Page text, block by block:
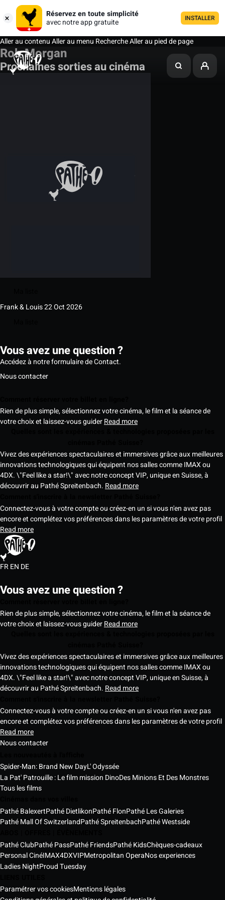
Réservez en toute simplicité
avec notre app gratuite
INSTALLER
Aller au contenuAller au menu RechercheAller au pied de page
Rob Morgan
Prochaines sorties au cinéma
Frank & Louis22 Oct 2026
Vous avez une question ?
Accédez à notre formulaire de Contact.
Nous contacter
Rien de plus simple, sélectionnez votre cinéma, le film et la séance de
votre choix et laissez-vous guiderRead more
Vivez des expériences spectaculaires et immersives grâce aux meilleures
innovations technologiques qui équipent nos salles comme IMAX ou
4DX. \"Feel like a star!\" avec notre concept VIP, unique en Suisse, à
découvrir au Pathé Spreitenbach. Read more
Connectez-vous à votre compte ou créez-en un si vous n'en avez pas
encore et complétez vos préférences dans les paramètres de votre profil
Read more
FREN DE
Vous avez une question ?
Rien de plus simple, sélectionnez votre cinéma, le film et la séance de
votre choix et laissez-vous guiderRead more
Vivez des expériences spectaculaires et immersives grâce aux meilleures
innovations technologiques qui équipent nos salles comme IMAX ou
4DX. \"Feel like a star!\" avec notre concept VIP, unique en Suisse, à
découvrir au Pathé Spreitenbach. Read more
Connectez-vous à votre compte ou créez-en un si vous n'en avez pas
encore et complétez vos préférences dans les paramètres de votre profil
Read more
Nous contacter
Spider-Man: Brand New DayL' Odyssée
La Pat' Patrouille : Le film mission DinoDes Minions Et Des Monstres
Tous les films
Pathé BalexertPathé DietlikonPathé FlonPathé Les Galeries
Pathé Mall Of SwitzerlandPathé SpreitenbachPathé Westside
Pathé ClubPathé PassPathé FriendsPathé KidsChèques-cadeaux
Personal CinéIMAX4DXVIPMetropolitan OperaNos experiences
Ladies NightProud Tuesday
Paramétrer vos cookiesMentions légales